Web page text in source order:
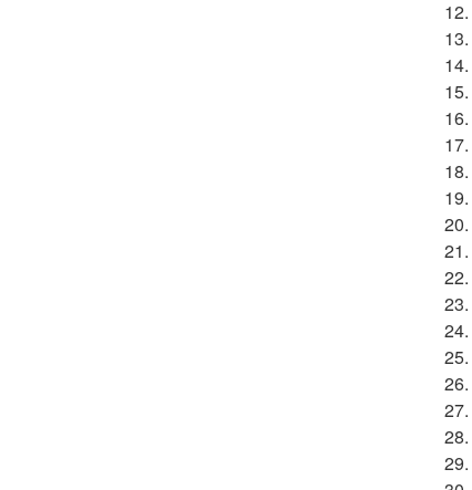
12.
13.
14.
15.
16.
17.
18.
19.
20.
21.
22.
23.
24.
25.
26.
27.
28.
29.